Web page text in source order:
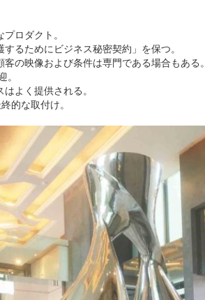
ロダクト。
るためにビジネス秘密契約」を保つ。
の映像および条件は専門である場合もある。
。
よく提供される。
的な取付け。